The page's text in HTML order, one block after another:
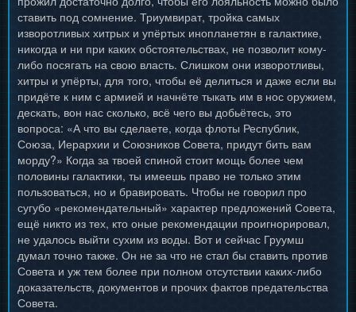
ставить под сомнение. Триумвират, тройка самых
изворотливых хитрых и упёртых инопланетян в галактике,
никогда и ни при каких обстоятельствах, не позволит кому-
либо посягать на свою власть. Слишком они изворотливы,
хитры и упёрты, для того, чтобы её делиться и даже если вы
придёте к ним с армией и начнёте тыкать им в нос оружием,
дескать, вон нас сколько, всё чего вы добьётесь, это
вопроса: «А что вы сделаете, когда флоты Республик,
Союза, Иерархии и Союзников Совета, придут бить вам
морду?» Когда за твоей спиной стоит мощь более чем
половины галактики, ты имеешь право не только этим
пользоваться, но и бравировать. Чтобы не говорил про
сугубо «рекомендательный» характер предложений Совета,
ещё никто из тех, кто оные рекомендации проигнорировал,
не удалось выйти сухим из воды. Вот и сейчас Груумш
думал точно также. Он не за что не стал бы ставить против
Совета и уж тем более при полном отсутствии каких-либо
доказательств, документов и прочих фактов предательства
Совета.